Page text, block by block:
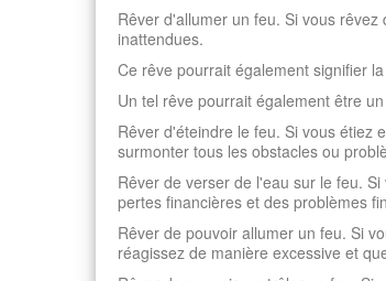
Rêver d'allumer un feu. Si vous
inattendues.
Ce rêve pourrait également signifier
Un tel rêve pourrait également être
Rêver d'éteindre le feu. Si vous étiez
surmonter tous les obstacles ou
Rêver de verser de l'eau sur le feu.
pertes financières et des problèmes
Rêver de pouvoir allumer un feu. Si
réagissez de manière excessive et